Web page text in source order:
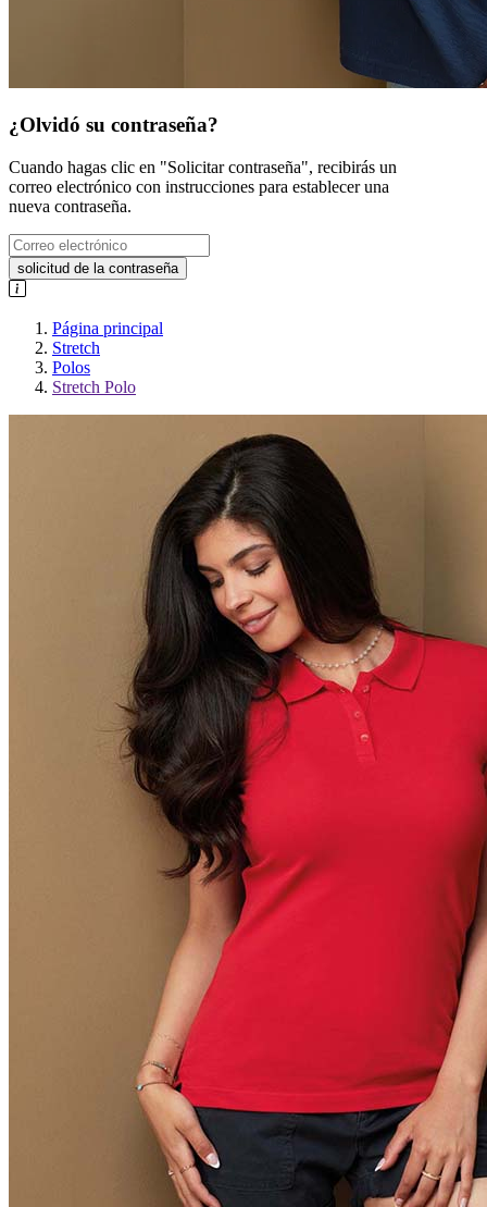
¿Olvidó su contraseña?
Cuando hagas clic en "Solicitar contraseña", recibirás un
correo electrónico con instrucciones para establecer una
nueva contraseña.
solicitud de la contraseña
Página principal
Stretch
Polos
Stretch Polo